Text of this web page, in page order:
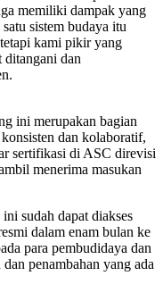
memiliki dampak yang
sistem budaya itu
kami pikir yang
ditangani dan
ini merupakan bagian
dan kolaboratif,
sertifikasi di ASC direvisi
menerima masukan
sudah dapat diakses
dalam enam bulan ke
para pembudidaya dan
penambahan yang ada